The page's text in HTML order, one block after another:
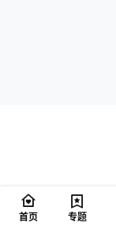
首页 专题